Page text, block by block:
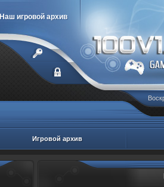
Наш игровой архив
Игровой архив